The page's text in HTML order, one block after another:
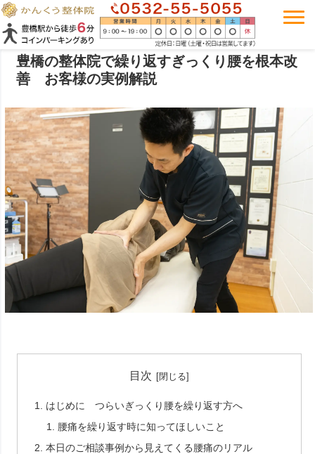
豊橋の整体院で繰り返すぎっくり腰を根本改
善 お客様の実例解説
目次
はじめに つらいぎっくり腰を繰り返す方へ
腰痛を繰り返す時に知ってほしいこと
本日のご相談事例から見えてくる腰痛のリアル